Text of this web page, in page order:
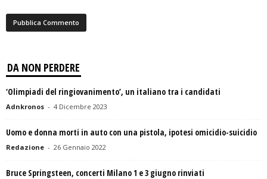
DA NON PERDERE
‘Olimpiadi del ringiovanimento’, un italiano tra i candidati
Adnkronos - 4 Dicembre 2023
Uomo e donna morti in auto con una pistola, ipotesi omicidio-suicidio
Redazione - 26 Gennaio 2022
Bruce Springsteen, concerti Milano 1 e 3 giugno rinviati